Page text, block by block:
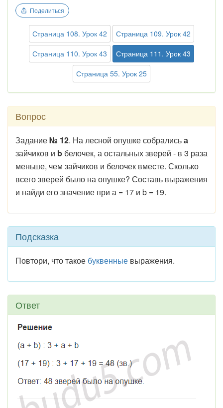
Поделиться
Страница 108. Урок 42
Страница 109. Урок 42
Страница 110. Урок 43
Страница 111. Урок 43
Страница 55. Урок 25
Вопрос
Задание№ 12. На лесной опушке собралисьа
зайчиков и b белочек, а остальных зверей - в 3 раза
меньше, чем зайчиков и белочек вместе. Сколько
всего зверей было на опушке? Составь выражения
и найди его значение при а = 17 и b = 19.
Подсказка
Повтори, что такое буквенные выражения.
Ответ